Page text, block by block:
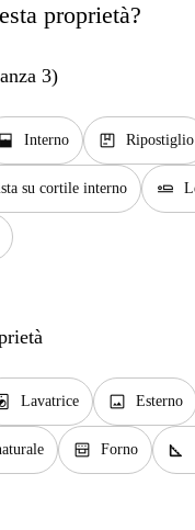
proprietà?
3)
window_open Interno package Ripostiglio
su cortile interno airline_seat_flat
Lavatrice image Esterno
oven_gen Forno square_foot